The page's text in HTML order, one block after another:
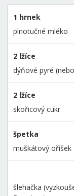
1 hrnek
plnotučné mléko
2 lžíce
dýňové pyré
2 lžíce
skořicový cukr
špetka
muškátový oříšek
šlehačka